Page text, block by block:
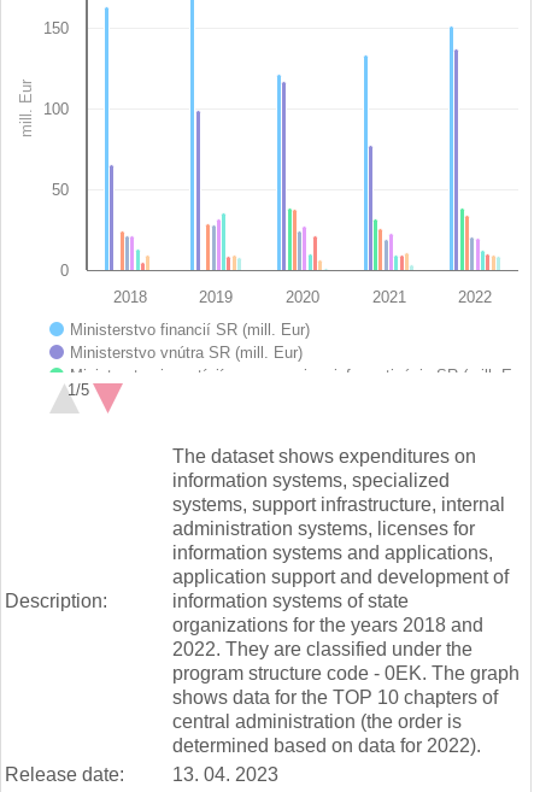
Bar chart with 10 data series.
The chart has 1 X axis displaying categories.
The chart has 1 Y axis displaying mill. Eur. Data ranges from 0
mill. Eur
Ministerstvo financií SR (mill. Eur)
Ministerstvo vnútra SR (mill. Eur)
Ministerstvo investícií, reg. rozvoja a informatizácie SR (mill. E…
Ministerstvo práce, sociálnych vecí a rodiny SR (mill. Eur)
Ministerstvo školstva, vedy, výskumu a športu SR (mill. Eur)
Ministerstvo pôdohospodárstva a rozvoja vidieka SR (mill. Eur)
Štatistický úrad SR (mill. Eur)
Úrad geodézie, kartografie a katastra SR (mill. Eur)
Ministerstvo zahraničných vecí a európskych zálež. SR (mill. E…
1/5
2018 2019 2020 2021 2022
0
50
100
150
Description:
The dataset shows expenditures on
information systems, specialized
systems, support infrastructure, internal
administration systems, licenses for
information systems and applications,
application support and development of
information systems of state
organizations for the years 2018 and
2022. They are classified under the
program structure code - 0EK. The graph
shows data for the TOP 10 chapters of
central administration (the order is
determined based on data for 2022).
Release date:
13. 04. 2023